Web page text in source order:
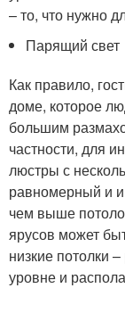
– то, что нужно
Парящий свет
Как правило,
доме, которое
большим
частности, для
люстры с
равномерный и
чем выше
ярусов может
низкие потолки
уровне и